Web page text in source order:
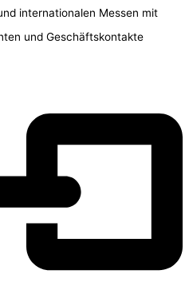
internationalen Messen mit
und Geschäftskontakte